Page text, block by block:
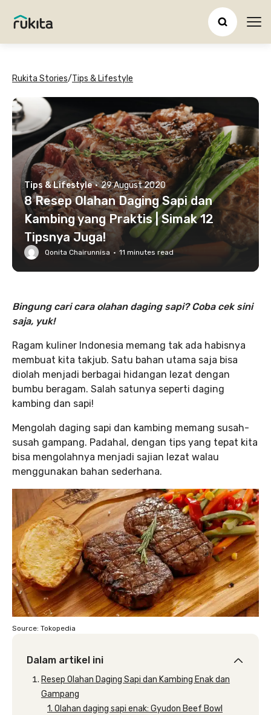
Rukita Stories/Tips & Lifestyle
Tips & Lifestyle · 29 August 2020
8 Resep Olahan Daging Sapi dan
Kambing yang Praktis | Simak 12
Tipsnya Juga!
Qonita Chairunnisa · 11 minutes read
Bingung cari cara olahan daging sapi? Coba cek sini
saja, yuk!
Ragam kuliner Indonesia memang tak ada habisnya
membuat kita takjub. Satu bahan utama saja bisa
diolah menjadi berbagai hidangan lezat dengan
bumbu beragam. Salah satunya seperti daging
kambing dan sapi!
Mengolah daging sapi dan kambing memang susah-
susah gampang. Padahal, dengan tips yang tepat kita
bisa mengolahnya menjadi sajian lezat walau
menggunakan bahan sederhana.
Source: Tokopedia
Dalam artikel ini
Resep Olahan Daging Sapi dan Kambing Enak dan
Gampang
1. Olahan daging sapi enak: Gyudon Beef Bowl